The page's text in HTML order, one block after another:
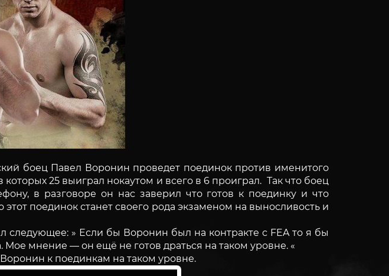
боец Павел Воронин проведет поединок против именитого
25 выиграл нокаутом и всего в 6 проиграл. Так что боец
в разговоре он нас заверил что готов к поединку и что
поединок станет своего рода экзаменом на выносливость и
» Если бы Воронин был на контракте с FEA то я бы
Мое мнение — он ещё не готов драться на таком уровне. «
Воронин к поединкам на таком уровне.